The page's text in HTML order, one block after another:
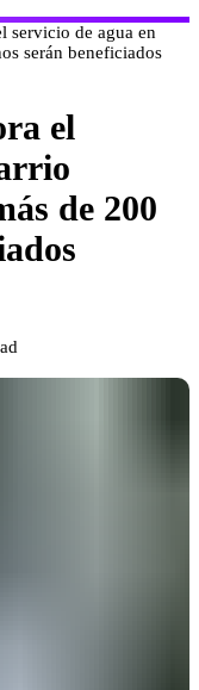
servicio de agua en
serán beneficiados
el
de 200